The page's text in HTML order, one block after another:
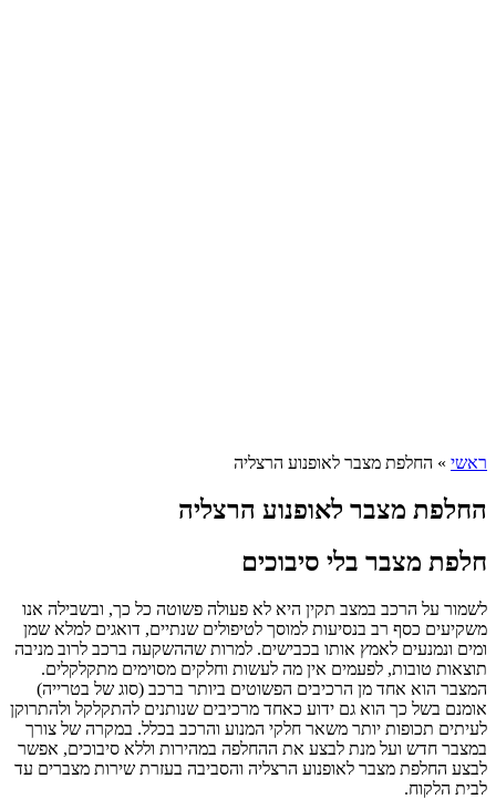
ראשי » החלפת מצבר לאופנוע הרצליה
החלפת מצבר לאופנוע הרצליה
חלפת מצבר בלי סיבוכים
לשמור על הרכב במצב תקין היא לא פעולה פשוטה כל כך, ובשבילה אנו
משקיעים כסף רב בנסיעות למוסך לטיפולים שנתיים, דואגים למלא שמן
ומים ונמנעים לאמץ אותו בכבישים. למרות שההשקעה ברכב לרוב מניבה
תוצאות טובות, לפעמים אין מה לעשות וחלקים מסוימים מתקלקלים.
המצבר הוא אחד מן הרכיבים הפשוטים ביותר ברכב (סוג של בטרייה)
אומנם בשל כך הוא גם ידוע כאחד מרכיבים שנותנים להתקלקל ולהתרוקן
לעיתים תכופות יותר משאר חלקי המנוע והרכב בכלל. במקרה של צורך
במצבר חדש ועל מנת לבצע את ההחלפה במהירות וללא סיבוכים, אפשר
לבצע החלפת מצבר לאופנוע הרצליה והסביבה בעזרת שירות מצברים עד
לבית הלקוח.